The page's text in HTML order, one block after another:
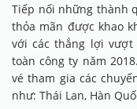
Tiếp nối những thành
thỏa mãn được khao
với các thắng lợi
toàn công ty năm
vé tham gia các
như: Thái Lan, Hàn